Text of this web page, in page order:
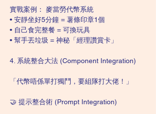
實戰案例： 麥當勞代幣系統
• 安靜坐好5分鐘 = 薯條印章1個
• 自己食完整餐 = 可換玩具
• 幫手丟垃圾 = 神秘「經理讚賞卡」
4. 系統整合大法 (Component Integration)
「代幣唔係單打獨鬥，要組隊打大佬！」
🤝 提示整合術 (Prompt Integration)